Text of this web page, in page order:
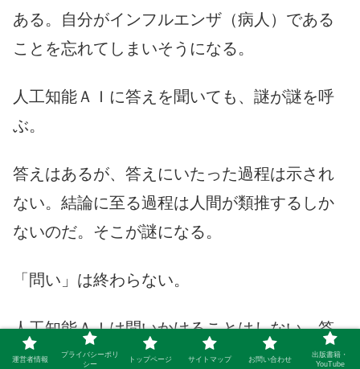
ある。自分がインフルエンザ（病人）である
ことを忘れてしまいそうになる。
人工知能ＡＩに答えを聞いても、謎が謎を呼
ぶ。
答えはあるが、答えにいたった過程は示され
ない。結論に至る過程は人間が類推するしか
ないのだ。そこが謎になる。
「問い」は終わらない。
人工知能ＡＩは問いかけることはしない。答
えを出すだけだ。
運営者情報
プライバシーポリ
シー
トップページ サイトマップ お問い合わせ
出版書籍・
YouTube